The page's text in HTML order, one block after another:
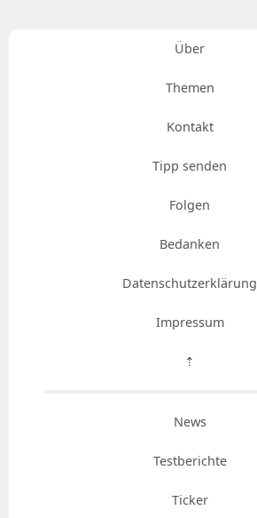
Über
Themen
Kontakt
Tipp senden
Folgen
Bedanken
Datenschutzerklärung
Impressum
⇡
News
Testberichte
Ticker